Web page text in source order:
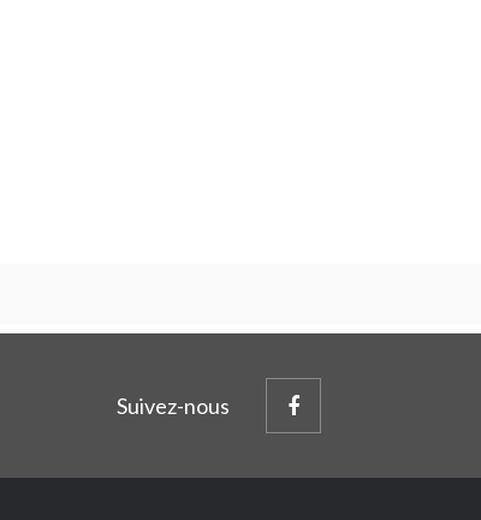
Suivez-nous